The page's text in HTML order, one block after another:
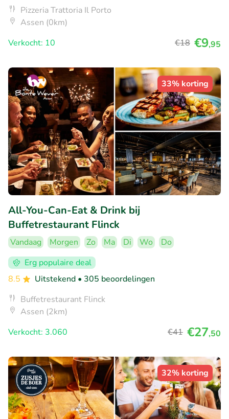
Pizzeria Trattoria Il Porto
Assen (0km)
Verkocht: 10
€18 €9,95
33% korting
All-You-Can-Eat & Drink bij
Buffetrestaurant Flinck
Vandaag Morgen Zo Ma Di Wo
Do
Erg populaire deal
8.5
Uitstekend • 305 beoordelingen
Buffetrestaurant Flinck
Assen (2km)
Verkocht: 3.060
€41 €27,50
32% korting